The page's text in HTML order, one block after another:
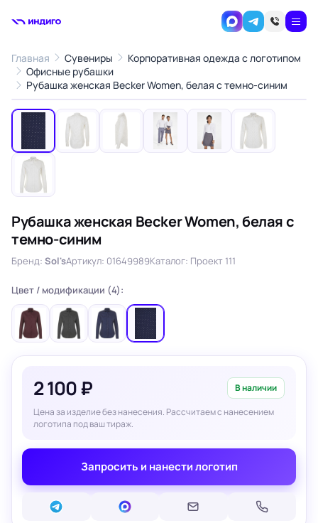
Главная Сувениры
Корпоративная одежда с логотипом
Офисные рубашки
Рубашка женская Becker Women, белая с темно-синим
‹ ›
1 /7
Рубашка женская Becker Women, белая с
темно-синим
Бренд: Sol'sАртикул: 01649989Каталог: Проект 111
Цвет / модификации (4):
2 100 ₽ В наличии
Цена за изделие без нанесения. Рассчитаем с нанесением
логотипа под ваш тираж.
Запросить и нанести логотип